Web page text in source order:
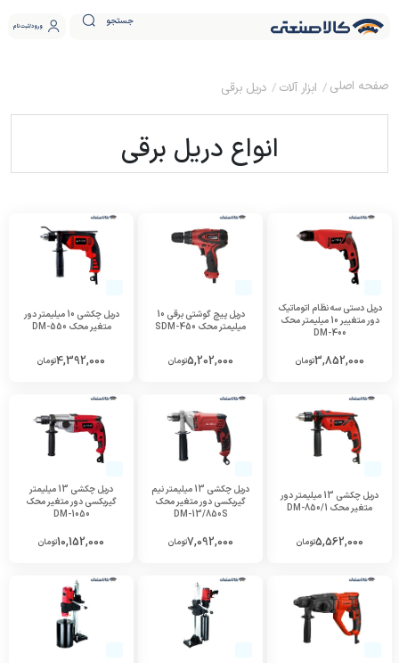
جستجو ورود ثبت نام
ابزار آلات دریل برقی
انواع دریل برقی
دریل دستی سه نظام اتوماتیک
دور متغییر 10 میلیمتر محک
DM-400
3,852,000تومان
دریل پیچ گوشتی برقی 10
میلیمتر محک SDM-450
5,202,000تومان
دریل چکشی 10 میلیمتر دور
متغیر محک DM-550
4,392,000تومان
دریل چکشی 13 میلیمتر دور
متغیر محک DM-850/1
5,562,000تومان
دریل چکشی 13 میلیمتر نیم
گیربکسی دور متغیر محک
DM-13/850S
7,092,000تومان
دریل چکشی 13 میلیمتر
گیربکسی دور متغیر محک
DM-1050
10,152,000تومان